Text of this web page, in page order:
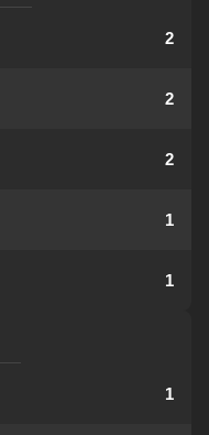
2
2
2
1
1
1